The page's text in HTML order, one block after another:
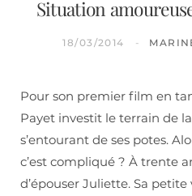
Situation
18/03/2014
Pour son premier film en
Payet investit le terrain de
s’entourant de ses potes.
c’est compliqué ? À trente
d’épouser Juliette. Sa